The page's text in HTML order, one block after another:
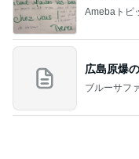
Amebaトピ
広島原爆
ブルーサフ